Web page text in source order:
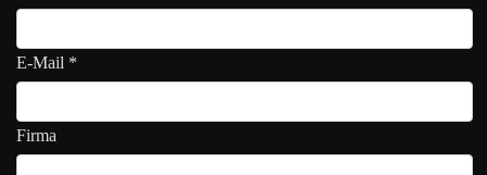
E-Mail *
Firma